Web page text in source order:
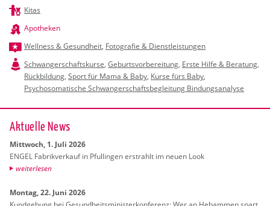
Kitas
Apotheken
Wellness & Gesundheit, Fotografie & Dienstleistungen
Schwangerschaftskurse, Geburtsvorbereitung, Erste Hilfe & Beratung,
Rückbildung, Sport für Mama & Baby, Kurse fürs Baby,
Psychosomatische Schwangerschaftsbegleitung Bindungsanalyse
Ak­tu­el­le News
Mitt­woch, 1. Juli 2026
ENGEL Fa­brik­ver­kauf in Pful­lin­gen er­strahlt im neuen Look
wei­ter­le­sen
Mon­tag, 22. Juni 2026